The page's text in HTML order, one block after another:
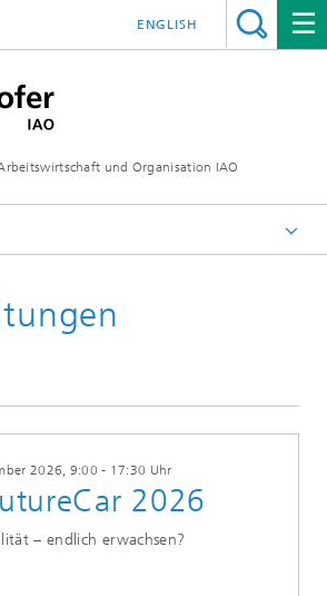
und Organisation IAO
ENGLISH
2026, 9:00 - 17:30 Uhr
2026​​
– endlich erwachsen?​​